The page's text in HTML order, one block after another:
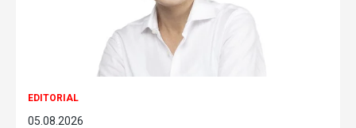
EDITORIAL
05.08.2026